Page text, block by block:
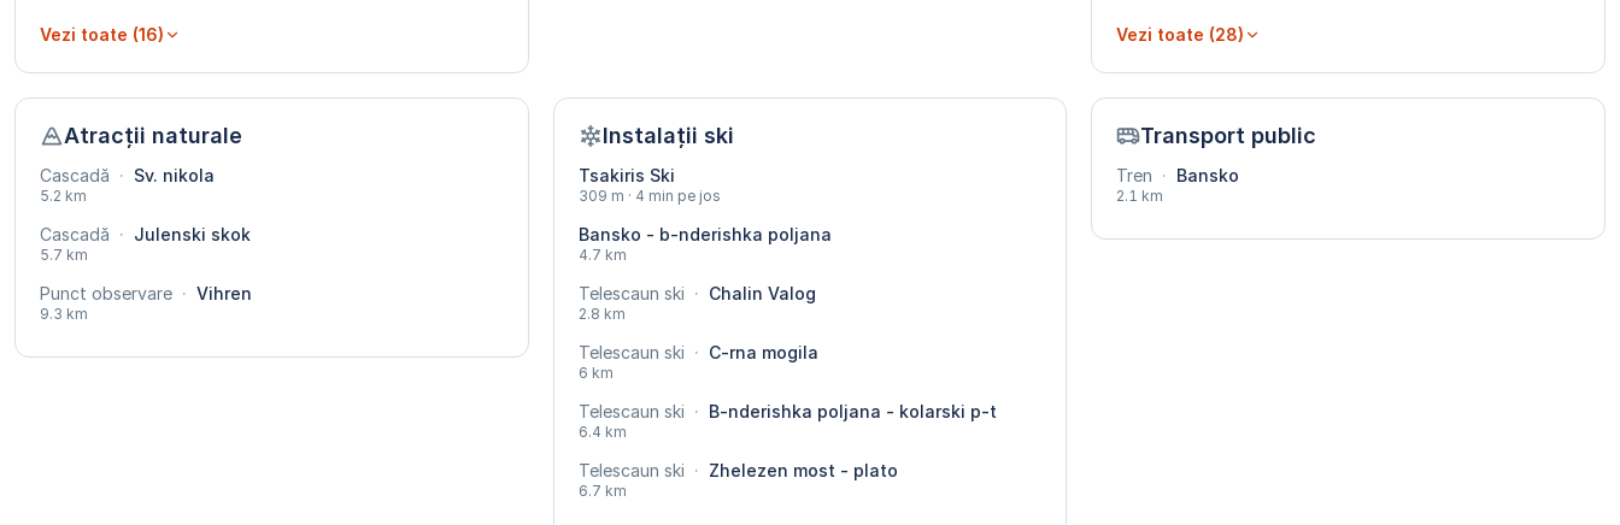
Vezi toate (16) Vezi toate (28)
Atracții naturale
Cascadă · Sv. nikola
5.2 km
Cascadă · Julenski skok
5.7 km
Punct observare · Vihren
9.3 km
Instalații ski
Tsakiris Ski
309 m · 4 min pe jos
Bansko - b-nderishka poljana
4.7 km
Telescaun ski · Chalin Valog
2.8 km
Telescaun ski · C-rna mogila
6 km
Telescaun ski · B-nderishka poljana - kolarski p-t
6.4 km
Telescaun ski · Zhelezen most - plato
6.7 km
Transport public
Tren · Bansko
2.1 km